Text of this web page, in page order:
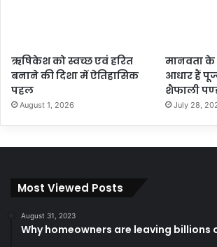
ऋषिकेश को स्वच्छ एवं हरित
बनाने की दिशा में ऐतिहासिक
पहल
August 1, 2026
मानवता
आधार हैं
शैफाली
July 28,
Most Viewed Posts
August 31, 2023
Why homeowners are leaving billions